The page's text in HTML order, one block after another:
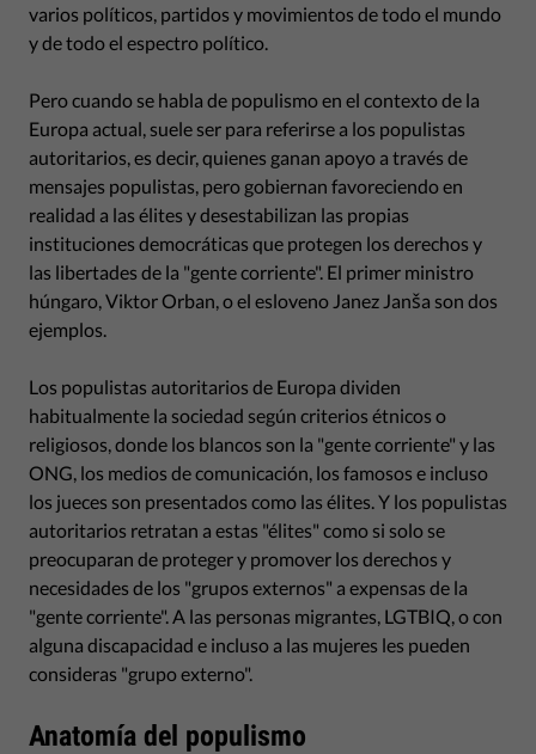
varios políticos, partidos y movimientos de todo el mundo
y de todo el espectro político.
Pero cuando se habla de populismo en el contexto de la
Europa actual, suele ser para referirse a los populistas
autoritarios, es decir, quienes ganan apoyo a través de
mensajes populistas, pero gobiernan favoreciendo en
realidad a las élites y desestabilizan las propias
instituciones democráticas que protegen los derechos y
las libertades de la "gente corriente". El primer ministro
húngaro, Viktor Orban, o el esloveno Janez Janša son dos
ejemplos.
Los populistas autoritarios de Europa dividen
habitualmente la sociedad según criterios étnicos o
religiosos, donde los blancos son la "gente corriente" y las
ONG, los medios de comunicación, los famosos e incluso
los jueces son presentados como las élites. Y los populistas
autoritarios retratan a estas "élites" como si solo se
preocuparan de proteger y promover los derechos y
necesidades de los "grupos externos" a expensas de la
"gente corriente". A las personas migrantes, LGTBIQ, o con
alguna discapacidad e incluso a las mujeres les pueden
consideras "grupo externo".
Anatomía del populismo